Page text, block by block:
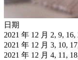
日期
2021 年 12 月 2, 9, 16,
2021 年 12 月 3, 10,
2021 年 12 月 4, 11,